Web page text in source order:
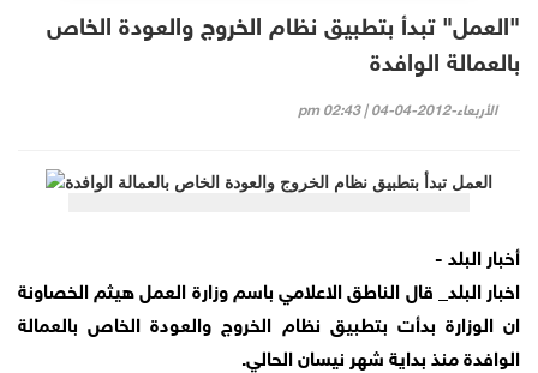
"العمل" تبدأ بتطبيق نظام الخروج والعودة الخاص
بالعمالة الوافدة
الأربعاء-2012-04-04 | 02:43 pm
أخبار البلد -
اخبار البلد_ قال الناطق الاعلامي باسم وزارة العمل هيثم الخصاونة
ان الوزارة بدأت بتطبيق نظام الخروج والعودة الخاص بالعمالة
الوافدة منذ بداية شهر نيسان الحالي.